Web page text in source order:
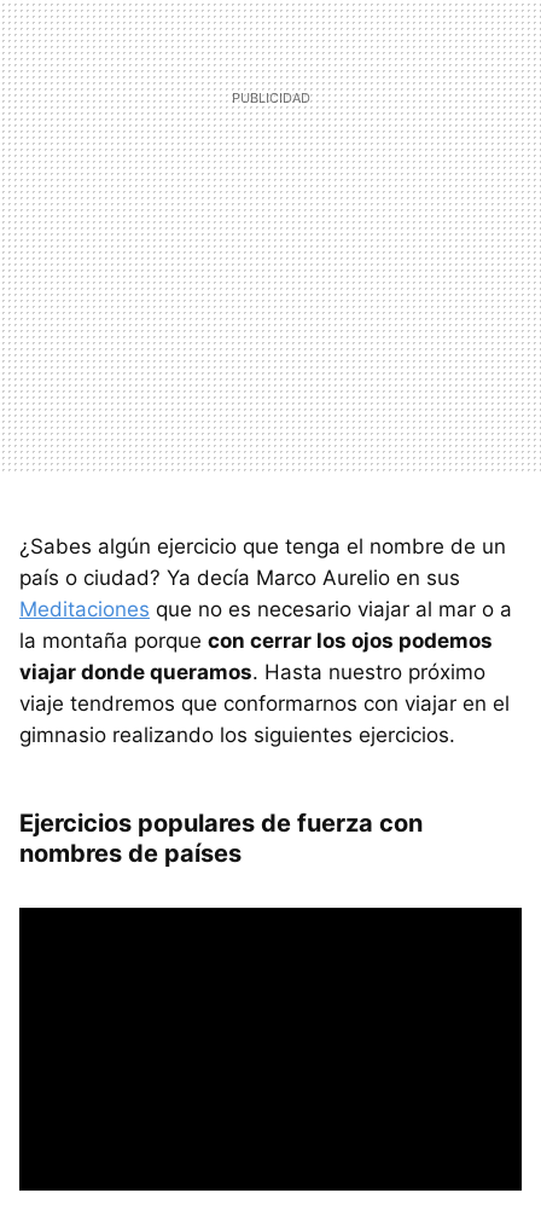
¿Sabes algún ejercicio que tenga el nombre de un
país o ciudad? Ya decía Marco Aurelio en sus
Meditaciones que no es necesario viajar al mar o a
la montaña porque con cerrar los ojos podemos
viajar donde queramos. Hasta nuestro próximo
viaje tendremos que conformarnos con viajar en el
gimnasio realizando los siguientes ejercicios.
Ejercicios populares de fuerza con
nombres de países